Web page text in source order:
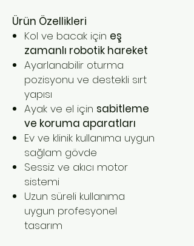
Ürün Özellikleri
Kol ve bacak için eş
zamanlı robotik hareket
Ayarlanabilir oturma
pozisyonu ve destekli sırt
yapısı
Ayak ve el için sabitleme
ve koruma aparatları
Ev ve klinik kullanıma uygun
sağlam gövde
Sessiz ve akıcı motor
sistemi
Uzun süreli kullanıma
uygun profesyonel
tasarım